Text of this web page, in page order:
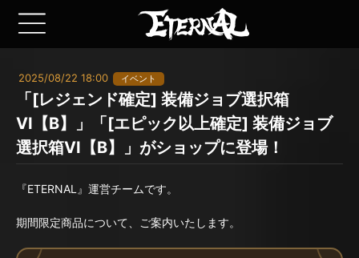
2025/08/22 18:00 イベント
「[レジェンド確定] 装備ジョブ選択箱
VI【B】」「[エピック以上確定] 装備ジョブ
選択箱VI【B】」がショップに登場！
『ETERNAL』運営チームです。
期間限定商品について、ご案内いたします。